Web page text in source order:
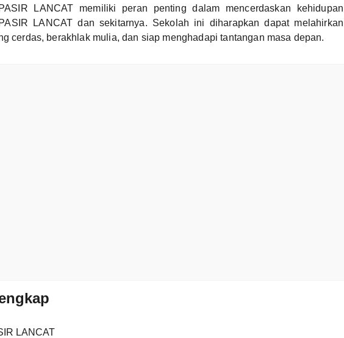
LANCAT memiliki peran penting dalam mencerdaskan kehidupan
LANCAT dan sekitarnya. Sekolah ini diharapkan dapat melahirkan
cerdas, berakhlak mulia, dan siap menghadapi tantangan masa depan.
LANCAT